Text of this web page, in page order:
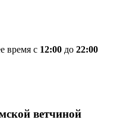
время с 12:00 до 22:00
ветчиной